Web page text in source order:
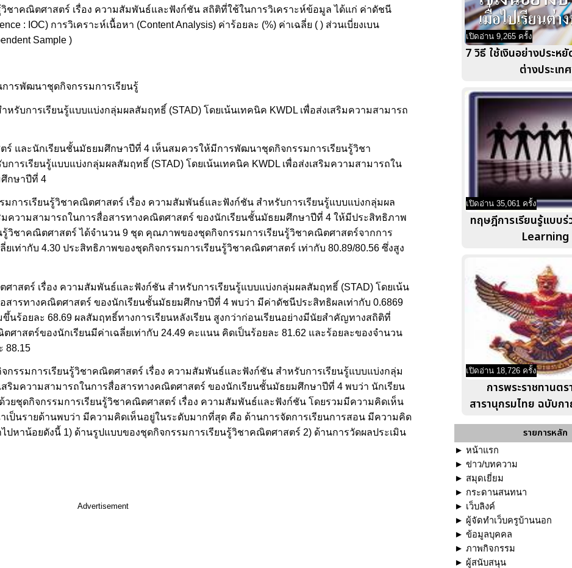
ชาคณิตศาสตร์ เรื่อง ความสัมพันธ์และฟังก์ชัน สถิติที่ใช้ในการวิเคราะห์ข้อมูล ได้แก่ ค่าดัชนี
: IOC) การวิเคราะห์เนื้อหา (Content Analysis) ค่าร้อยละ (%) ค่าเฉลี่ย ( ) ส่วนเบี่ยงเบน
Sample )
ารพัฒนาชุดกิจกรรมการเรียนรู้
บการเรียนรู้แบบแบ่งกลุ่มผลสัมฤทธิ์ (STAD) โดยเน้นเทคนิค KWDL เพื่อส่งเสริมความสามารถ
และนักเรียนชั้นมัธยมศึกษาปีที่ 4 เห็นสมควรให้มีการพัฒนาชุดกิจกรรมการเรียนรู้วิชา
รเรียนรู้แบบแบ่งกลุ่มผลสัมฤทธิ์ (STAD) โดยเน้นเทคนิค KWDL เพื่อส่งเสริมความสามารถใน
กษาปีที่ 4
การเรียนรู้วิชาคณิตศาสตร์ เรื่อง ความสัมพันธ์และฟังก์ชัน สำหรับการเรียนรู้แบบแบ่งกลุ่มผล
มความสามารถในการสื่อสารทางคณิตศาสตร์ ของนักเรียนชั้นมัธยมศึกษาปีที่ 4 ให้มีประสิทธิภาพ
รู้วิชาคณิตศาสตร์ ได้จำนวน 9 ชุด คุณภาพของชุดกิจกรรมการเรียนรู้วิชาคณิตศาสตร์จากการ
เท่ากับ 4.30 ประสิทธิภาพของชุดกิจกรรมการเรียนรู้วิชาคณิตศาสตร์ เท่ากับ 80.89/80.56 ซึ่งสูง
าสตร์ เรื่อง ความสัมพันธ์และฟังก์ชัน สำหรับการเรียนรู้แบบแบ่งกลุ่มผลสัมฤทธิ์ (STAD) โดยเน้น
สารทางคณิตศาสตร์ ของนักเรียนชั้นมัธยมศึกษาปีที่ 4 พบว่า มีค่าดัชนีประสิทธิผลเท่ากับ 0.6869
นร้อยละ 68.69 ผลสัมฤทธิ์ทางการเรียนหลังเรียน สูงกว่าก่อนเรียนอย่างมีนัยสำคัญทางสถิติที่
าสตร์ของนักเรียนมีค่าเฉลี่ยเท่ากับ 24.49 คะแนน คิดเป็นร้อยละ 81.62 และร้อยละของจำนวน
88.15
กรรมการเรียนรู้วิชาคณิตศาสตร์ เรื่อง ความสัมพันธ์และฟังก์ชัน สำหรับการเรียนรู้แบบแบ่งกลุ่ม
สริมความสามารถในการสื่อสารทางคณิตศาสตร์ ของนักเรียนชั้นมัธยมศึกษาปีที่ 4 พบว่า นักเรียน
ยชุดกิจกรรมการเรียนรู้วิชาคณิตศาสตร์ เรื่อง ความสัมพันธ์และฟังก์ชัน โดยรวมมีความคิดเห็น
าเป็นรายด้านพบว่า มีความคิดเห็นอยู่ในระดับมากที่สุด คือ ด้านการจัดการเรียนการสอน มีความคิด
ปหาน้อยดังนี้ 1) ด้านรูปแบบของชุดกิจกรรมการเรียนรู้วิชาคณิตศาสตร์ 2) ด้านการวัดผลประเมิน
Advertisement
เปิดอ่าน 9,265 ครั้ง
7 วิธี ใช้เงินอย่างประห
ต่างประเทศ
เปิดอ่าน 35,061 ครั้ง
ทฤษฎีการเรียนรู้แบบ
Learning
เปิดอ่าน 18,726 ครั้ง
การพระราชทานต
สารานุกรมไทย ฉบับก
รายการหลัก
► หน้าแรก
► ข่าว/บทความ
► สมุดเยี่ยม
► กระดานสนทนา
► เว็บลิงค์
► ผู้จัดทำเว็บครูบ้านนอก
► ข้อมูลบุคคล
► ภาพกิจกรรม
► ผู้สนับสนุน